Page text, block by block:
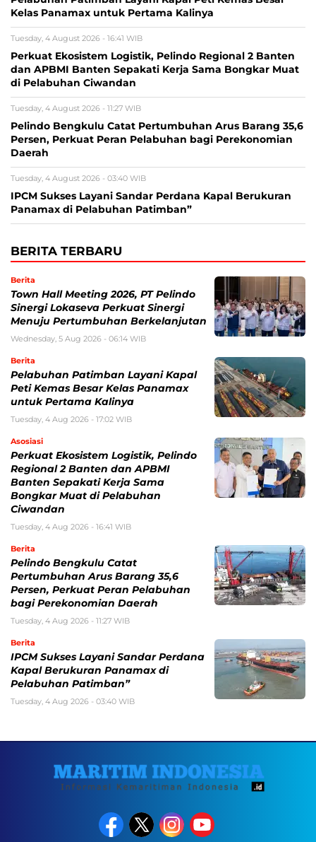
Kelas Panamax untuk Pertama Kalinya
Tuesday, 4 August 2026 - 16:41 WIB
Perkuat Ekosistem Logistik, Pelindo Regional 2 Banten
dan APBMI Banten Sepakati Kerja Sama Bongkar Muat
di Pelabuhan Ciwandan
Tuesday, 4 August 2026 - 11:27 WIB
Pelindo Bengkulu Catat Pertumbuhan Arus Barang 35,6
Persen, Perkuat Peran Pelabuhan bagi Perekonomian
Daerah
Tuesday, 4 August 2026 - 03:40 WIB
IPCM Sukses Layani Sandar Perdana Kapal Berukuran
Panamax di Pelabuhan Patimban”
BERITA TERBARU
Berita
Town Hall Meeting 2026, PT Pelindo
Sinergi Lokaseva Perkuat Sinergi
Menuju Pertumbuhan Berkelanjutan
Wednesday, 5 Aug 2026 - 06:14 WIB
Berita
Pelabuhan Patimban Layani Kapal
Peti Kemas Besar Kelas Panamax
untuk Pertama Kalinya
Tuesday, 4 Aug 2026 - 17:02 WIB
Asosiasi
Perkuat Ekosistem Logistik, Pelindo
Regional 2 Banten dan APBMI
Banten Sepakati Kerja Sama
Bongkar Muat di Pelabuhan
Ciwandan
Tuesday, 4 Aug 2026 - 16:41 WIB
Berita
Pelindo Bengkulu Catat
Pertumbuhan Arus Barang 35,6
Persen, Perkuat Peran Pelabuhan
bagi Perekonomian Daerah
Tuesday, 4 Aug 2026 - 11:27 WIB
Berita
IPCM Sukses Layani Sandar Perdana
Kapal Berukuran Panamax di
Pelabuhan Patimban”
Tuesday, 4 Aug 2026 - 03:40 WIB